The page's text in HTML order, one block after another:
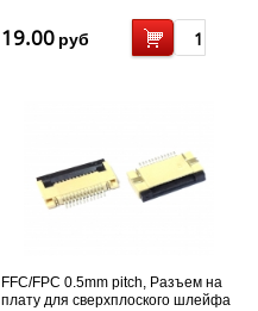
19.00 руб
FFC/FPC 0.5mm pitch, Разъем на
плату для сверхплоского шлейфа